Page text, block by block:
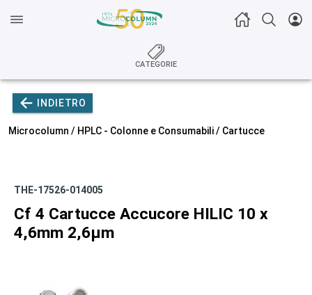
CATEGORIE
INDIETRO
Microcolumn / HPLC - Colonne e Consumabili/ Cartucce
THE-17526-014005
Cf 4 Cartucce Accucore HILIC 10 x
4,6mm 2,6µm